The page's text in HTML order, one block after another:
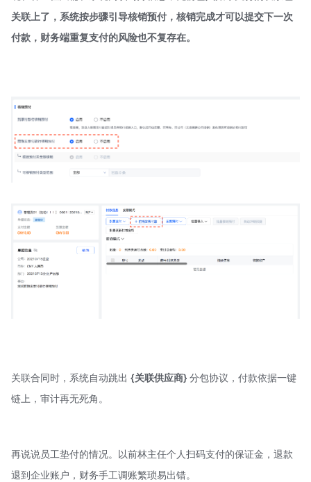
关联上了，系统按步骤引导核销预付，核销完成才可以提交下一次
付款， 财务端重复支付的风险也不复存在。
关联合同时，系统自动跳出 {关联供应商} 分包协议，付款依据一键
链上，审计再无死角。
再说说员工垫付的情况。以前林主任个人扫码支付的保证金，退款
退到企业账户，财务手工调账繁琐易出错。